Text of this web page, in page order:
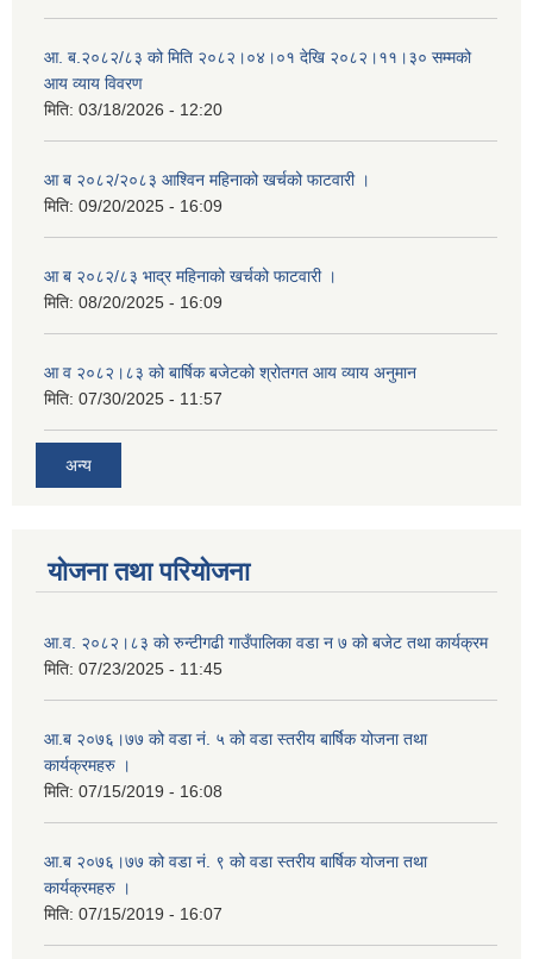
आ. ब.२०८२/८३ को मिति २०८२।०४।०१ देखि २०८२।११।३० सम्मको
आय व्याय विवरण
मिति: 03/18/2026 - 12:20
आ ब २०८२/२०८३ आश्विन महिनाको खर्चको फाटवारी ।
मिति: 09/20/2025 - 16:09
आ ब २०८२/८३ भाद्र महिनाको खर्चको फाटवारी ।
मिति: 08/20/2025 - 16:09
आ व २०८२।८३ को बार्षिक बजेटको श्रोतगत आय व्याय अनुमान
मिति: 07/30/2025 - 11:57
अन्य
योजना तथा परियोजना
आ.व. २०८२।८३ को रुन्टीगढी गाउँपालिका वडा न ७ को बजेट तथा कार्यक्रम
मिति: 07/23/2025 - 11:45
आ.ब २०७६।७७ को वडा नं. ५ को वडा स्तरीय बार्षिक योजना तथा
कार्यक्रमहरु ।
मिति: 07/15/2019 - 16:08
आ.ब २०७६।७७ को वडा नं. ९ को वडा स्तरीय बार्षिक योजना तथा
कार्यक्रमहरु ।
मिति: 07/15/2019 - 16:07